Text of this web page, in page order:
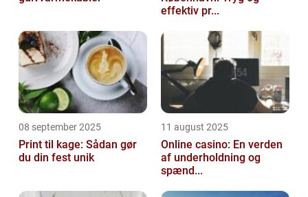
effektiv pr...
08 september 2025
Print til kage: Sådan gør
du din fest unik
11 august 2025
Online casino: En verden
af underholdning og
spænd...